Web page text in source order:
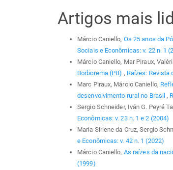
Artigos mais
Márcio Caniello, Os 25 anos da
Sociais e Econômicas: v. 22 n. 1
Márcio Caniello, Mar Piraux,
Borborema (PB) , Raízes: Revista
Marc Piraux, Márcio Caniello,
desenvolvimento rural no Brasil ,
Sergio Schneider, Iván G. Peyré
Econômicas: v. 23 n. 1 e 2 (2004)
Maria Sirlene da Cruz, Sergio
e Econômicas: v. 42 n. 1 (2022)
Márcio Caniello, As raízes da
(1999)